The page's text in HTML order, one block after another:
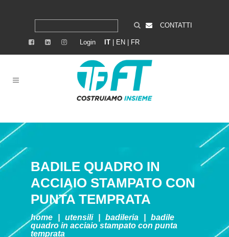
CONTATTI
Login IT EN FR
BADILE QUADRO IN
ACCIAIO STAMPATO CON
PUNTA TEMPRATA
home utensili badileria
badile
quadro in acciaio stampato con punta
temprata